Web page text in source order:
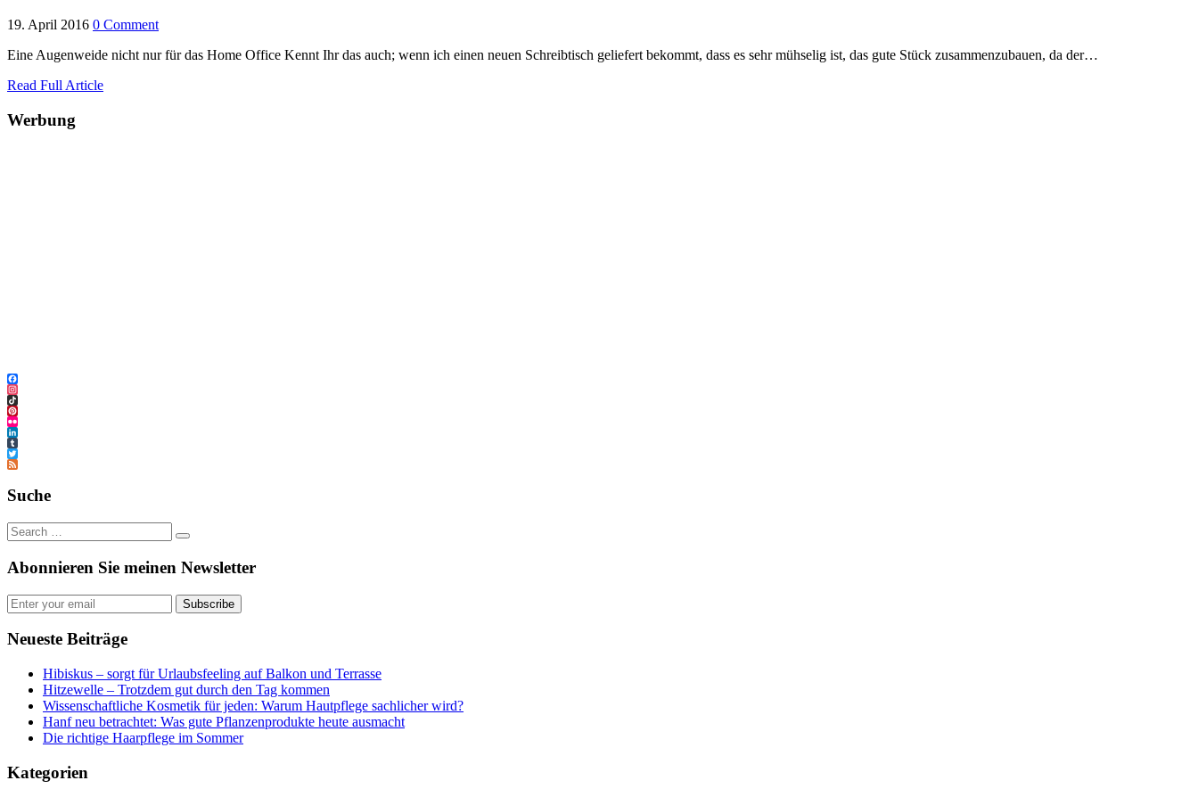
19. April 2016 0 Comment
Eine Augenweide nicht nur für das Home Office Kennt Ihr das auch; wenn ich einen neuen Schreibtisch geliefert bekommt, dass es sehr mühselig ist, das gute Stück zusammenzubauen, da der…
Read Full Article
Werbung
Facebook
Instagram
TikTok
Pinterest
Flickr
LinkedIn
Tumblr
Twitter
Feed
Suche
Abonnieren Sie meinen Newsletter
Subscribe
Neueste Beiträge
Hibiskus – sorgt für Urlaubsfeeling auf Balkon und Terrasse
Hitzewelle – Trotzdem gut durch den Tag kommen
Wissenschaftliche Kosmetik für jeden: Warum Hautpflege sachlicher wird?
Hanf neu betrachtet: Was gute Pflanzenprodukte heute ausmacht
Die richtige Haarpflege im Sommer
Kategorien